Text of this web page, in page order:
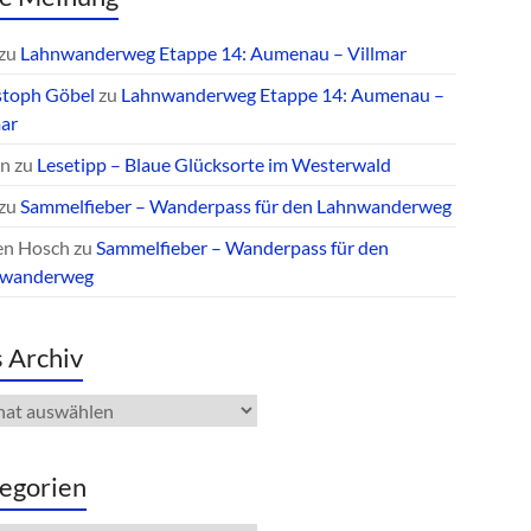
Lahnwanderweg Etappe 14: Aumenau – Villmar
Göbel zu Lahnwanderweg Etappe 14: Aumenau –
zu Lesetipp – Blaue Glücksorte im Westerwald
Sammelfieber – Wanderpass für den Lahnwanderweg
Hosch zu Sammelfieber – Wanderpass für den
Archiv